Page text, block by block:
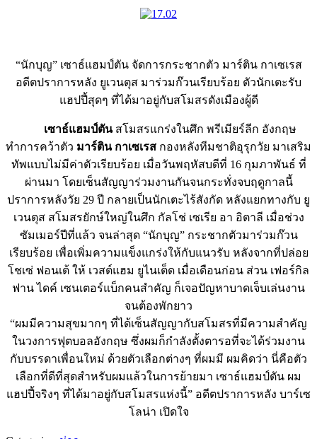
“นักบุญ” เซาธ์แฮมป์ตัน จัดการกระชากตัว มาร์ติน กาเซเรส
อดีตปราการหลัง ยูเวนตุส มาร่วมก๊วนเรียบร้อย ตัวนักเตะรับ
แฮปปี้สุดๆ ที่ได้มาอยู่กับสโมสรดังเมืองผู้ดี
เซาธ์แฮมป์ตันสโมสรแกร่งในศึก พรีเมียร์ลีก อังกฤษ
ทำการคว้าตัว มาร์ติน กาเซเรส กองหลังทีมชาติอุรุกวัย มาเสริม
ทัพแบบไม่มีค่าตัวเรียบร้อย เมื่อวันพฤหัสบดีที่ 16 กุมภาพันธ์ ที่
ผ่านมา โดยเซ็นสัญญาร่วมงานกันจนกระทั่งจบฤดูกาลนี้
ปราการหลังวัย 29 ปี กลายเป็นนักเตะไร้สังกัด หลังแยกทางกับ ยู
เวนตุส สโมสรยักษ์ใหญ่ในศึก กัลโช่ เซเรีย อา อิตาลี เมื่อช่วง
ซัมเมอร์ปีที่แล้ว จนล่าสุด “นักบุญ” กระชากตัวมาร่วมก๊วน
เรียบร้อย เพื่อเพิ่มความแข็งแกร่งให้กับแนวรับ หลังจากที่ปล่อย
โชเซ่ ฟอนเต้ ให้ เวสต์แฮม ยูไนเต็ด เมื่อเดือนก่อน ส่วน เฟอร์กิล
ฟาน ไดค์ เซนเตอร์แบ็กคนสำคัญ ก็เจอปัญหาบาดเจ็บเล่นงาน
จนต้องพักยาว
“ผมมีความสุขมากๆ ที่ได้เซ็นสัญญากับสโมสรที่มีความสำคัญ
ในวงการฟุตบอลอังกฤษ ซึ่งผมก็กำลังตั้งตารอที่จะได้ร่วมงาน
กับบรรดาเพื่อนใหม่ ด้วยตัวเลือกต่างๆ ที่ผมมี ผมคิดว่า นี่คือตัว
เลือกที่ดีที่สุดสำหรับผมแล้วในการย้ายมา เซาธ์แฮมป์ตัน ผม
แฮปปี้จริงๆ ที่ได้มาอยู่กับสโมสรแห่งนี้” อดีตปราการหลัง บาร์เซ
โลน่า เปิดใจ